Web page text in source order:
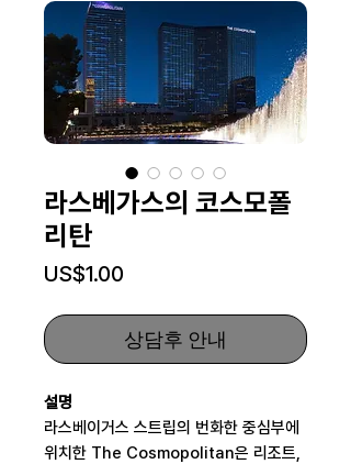
라스베가스의 코스모폴
리탄
US$1.00
상담후 안내
설명
라스베이거스 스트립의 번화한 중심부에
위치한 The Cosmopolitan은 리조트,